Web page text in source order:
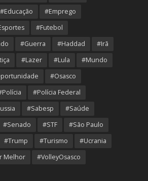
#Educação
#Emprego
#Futebol
#Guerra #Haddad
#Irã
#Lazer #Lula
#Mundo
#Osasco
#Polícia Federal
#Sabesp
#Saúde
#Senado #STF
#São Paulo
#Trump #Turismo
#Ucrania
Melhor #VolleyOsasco